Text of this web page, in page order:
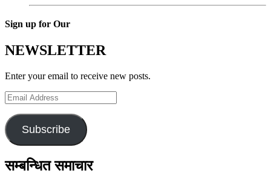
Sign up for Our
NEWSLETTER
Enter your email to receive new posts.
Email
Address
Subscribe
सम्बन्धित समाचार